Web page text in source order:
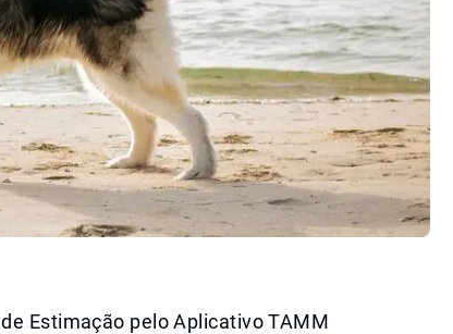
Estimação pelo Aplicativo TAMM